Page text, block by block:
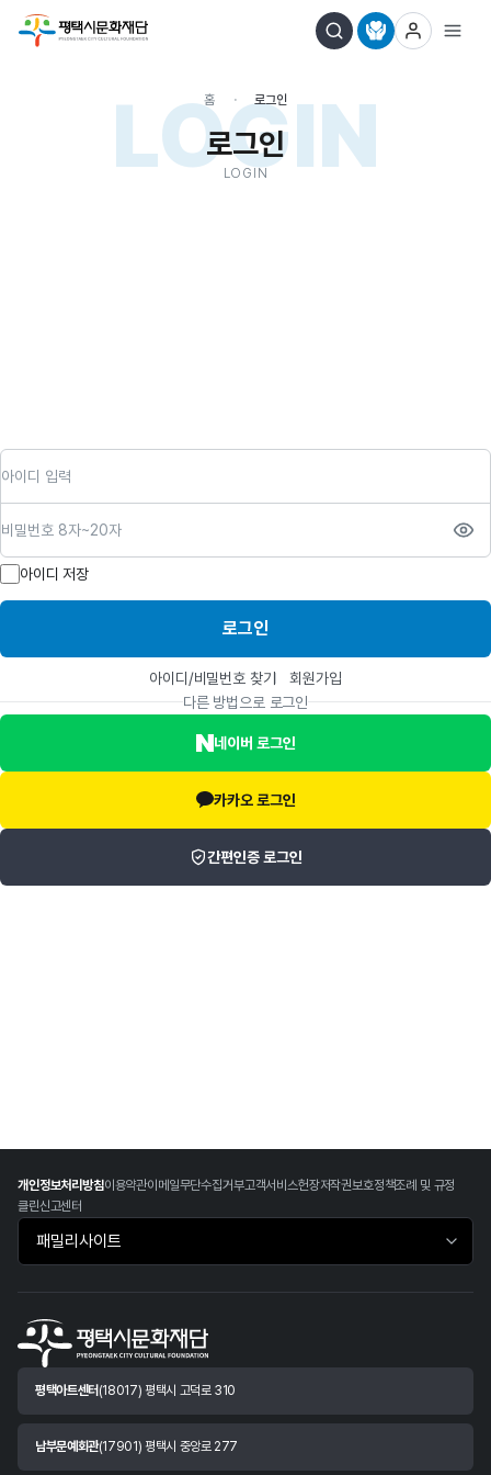
LOGIN
홈 로그인
로그인
LOGIN
아이디 저장
로그인
아이디/비밀번호 찾기
회원가입
다른 방법으로 로그인
네이버 로그인
카카오 로그인
간편인증 로그인
개인정보처리방침이용약관이메일무단수집거부고객서비스헌장저작권보호정책조례 및 규정
클린신고센터
패밀리사이트 바로가기
평택아트센터 (18017) 평택시 고덕로 310
남부문예회관(17901) 평택시 중앙로 277